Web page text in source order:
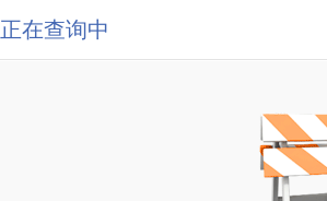
正在查询中